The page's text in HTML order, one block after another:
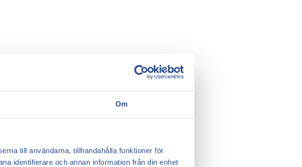
Om
till användarna, tillhandahålla funktioner för
identifierare och annan information från din enhet
i benen.